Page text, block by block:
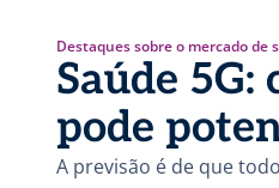
Destaques sobre o mercado de
Saúde
pode
A previsão é de que